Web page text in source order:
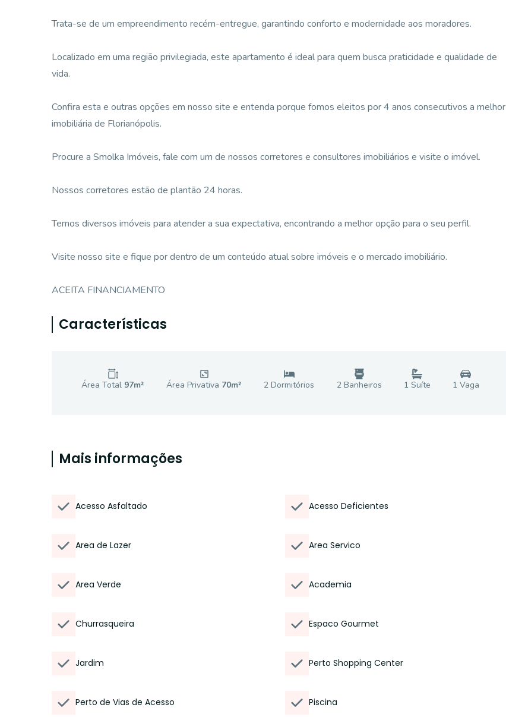
Trata-se de um empreendimento recém-entregue, garantindo conforto e modernidade aos moradores.
Localizado em uma região privilegiada, este apartamento é ideal para quem busca praticidade e qualidade de
vida.
Confira esta e outras opções em nosso site e entenda porque fomos eleitos por 4 anos consecutivos a melhor
imobiliária de Florianópolis.
Procure a Smolka Imóveis, fale com um de nossos corretores e consultores imobiliários e visite o imóvel.
Nossos corretores estão de plantão 24 horas.
Temos diversos imóveis para atender a sua expectativa, encontrando a melhor opção para o seu perfil.
Visite nosso site e fique por dentro de um conteúdo atual sobre imóveis e o mercado imobiliário.
ACEITA FINANCIAMENTO
Características
Área Total 97m² Área Privativa 70m² 2 Dormitórios 2Banheiros 1 Suíte 1 Vaga
Mais informações
Acesso Asfaltado Acesso Deficientes
Area de Lazer Area Servico
Area Verde Academia
Churrasqueira Espaco Gourmet
Jardim Perto Shopping Center
Perto de Vias de Acesso Piscina